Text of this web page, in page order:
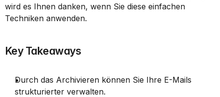
wird es Ihnen danken, wenn Sie diese einfachen
Techniken anwenden.
Key Takeaways
Durch das Archivieren können Sie Ihre E-Mails
strukturierter verwalten.